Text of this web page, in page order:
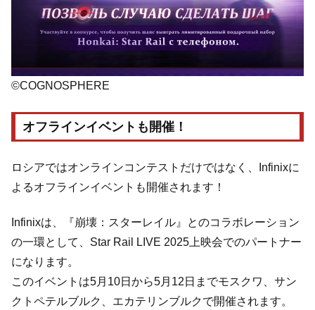
©COGNOSPHERE
オフラインイベントも開催！
ロシアではオンラインコンテストだけではなく、Infinixに
よるオフラインイベントも開催されます！
Infinixは、『崩壊：スターレイル』とのコラボレーション
の一環として、Star Rail LIVE 2025上映会でのパートナー
になります。
このイベントは5月10日から5月12日までモスクワ、サン
クトペテルブルク、エカテリンブルクで開催されます。